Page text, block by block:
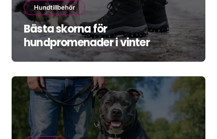
Hundtillbehör
Bästa skorna för
hundpromenader i vinter